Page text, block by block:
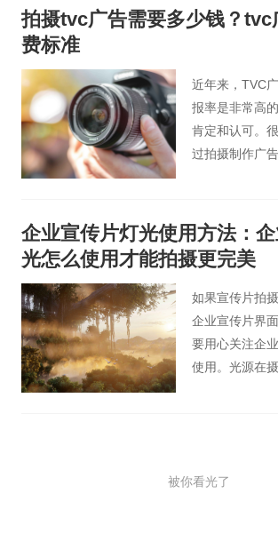
告小编认为一
制作需要具备
拍摄tvc广告需要多少钱？tvc
费标准
近年来，TVC
报率是非常高
肯定和认可。
过拍摄制作广
业tvc拍摄的成
企业宣传片灯光使用方法：
光怎么使用才能拍摄更完美
如果宣传片拍
企业宣传片界
要用心关注企
使用。光源在
被你看光了